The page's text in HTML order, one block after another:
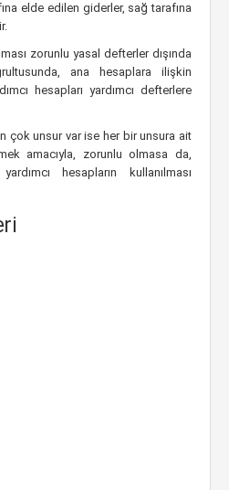
elde edilen giderler, sağ tarafına
zorunlu yasal defterler dışında
ana hesaplara ilişkin
hesapları yardımcı defterlere
çok unsur var ise her bir unsura ait
amacıyla, zorunlu olmasa da,
hesapların kullanılması